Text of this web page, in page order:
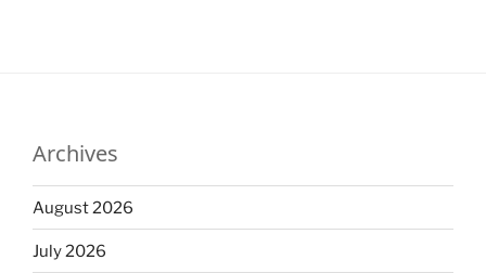
Archives
August 2026
July 2026